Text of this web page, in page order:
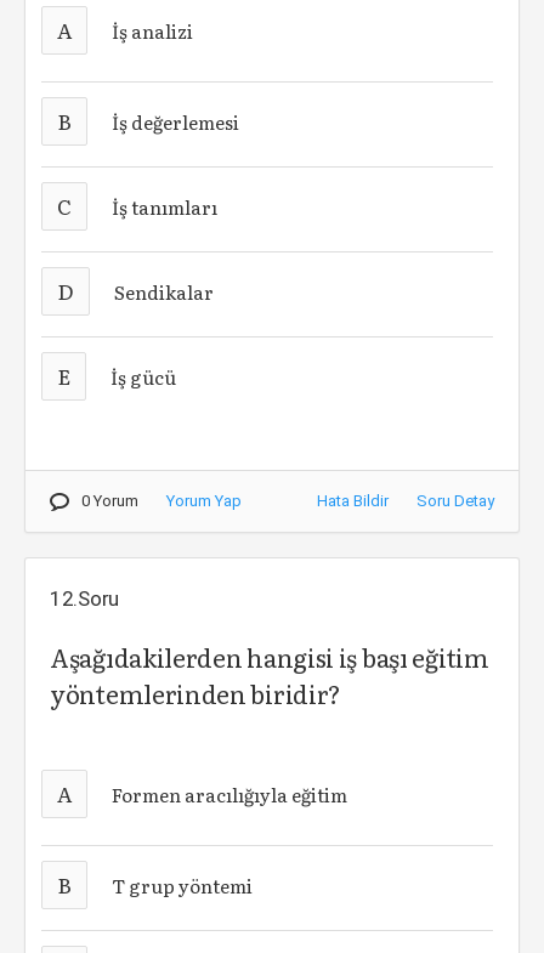
A İş analizi
B İş değerlemesi
C İş tanımları
D Sendikalar
E İş gücü
0 Yorum Yorum Yap Hata Bildir Soru Detay
12.Soru
Aşağıdakilerden hangisi iş başı eğitim
yöntemlerinden biridir?
A Formen aracılığıyla eğitim
B T grup yöntemi